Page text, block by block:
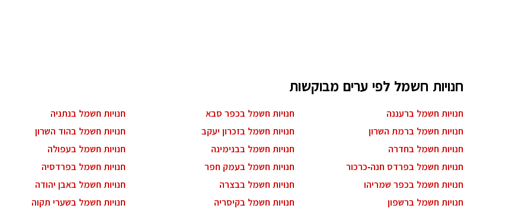
חנויות חשמל לפי ערים מבוקשות
חנויות חשמל ברעננה חנויות חשמל בכפר סבא
חנויות חשמל בנתניה
חנויות חשמל ברמת השרון
חנויות חשמל בזכרון יעקב
חנויות חשמל בהוד השרון
חנויות חשמל בחדרה
חנויות חשמל בבנימינה
חנויות חשמל בעפולה
חנויות חשמל בפרדס חנה-כרכור
חנויות חשמל בעמק חפר
חנויות חשמל בפרדסיה
חנויות חשמל בכפר שמריהו
חנויות חשמל בבצרה
חנויות חשמל באבן יהודה
חנויות חשמל ברשפון
חנויות חשמל בקיסריה חנויות חשמל בשערי תקוה